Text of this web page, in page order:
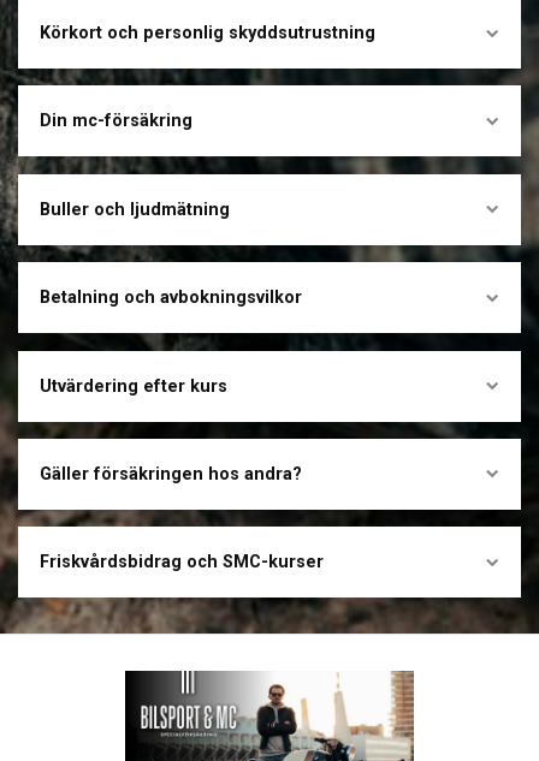
Körkort och personlig skyddsutrustning
Din mc-försäkring
Buller och ljudmätning
Betalning och avbokningsvilkor
Utvärdering efter kurs
Gäller försäkringen hos andra?
Friskvårdsbidrag och SMC-kurser